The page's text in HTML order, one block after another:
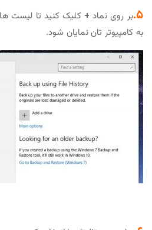
5. بر روی نماد + کلیک کنید تا لیست
به کامپیوتر تان نمایان شود.